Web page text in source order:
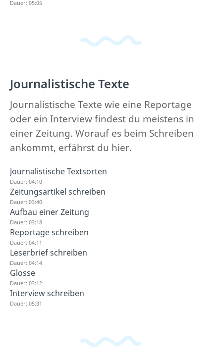
Dauer: 05:05
Journalistische Texte
Journalistische Texte wie eine Reportage
oder ein Interview findest du meistens in
einer Zeitung. Worauf es beim Schreiben
ankommt, erfährst du hier.
Journalistische Textsorten
Dauer: 04:10
Zeitungsartikel schreiben
Dauer: 03:40
Aufbau einer Zeitung
Dauer: 03:18
Reportage schreiben
Dauer: 04:11
Leserbrief schreiben
Dauer: 04:14
Glosse
Dauer: 03:12
Interview schreiben
Dauer: 05:31